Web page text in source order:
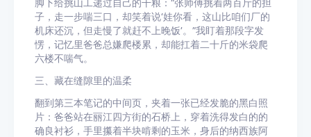
脚下给挑山工递过自己的干粮：“张师傅挑着两百斤的担
子，走一步喘三口，却笑着说‘娃你看，这山比咱们厂的
机床还沉，但走慢了就赶不上晚饭’。”我盯着那段字发
愣，记忆里爸爸总嫌爬楼累，却能扛着二十斤的米袋爬
六楼不喘气。
三、藏在缝隙里的温柔
翻到第三本笔记的中间页，夹着一张已经发脆的黑白照
片：爸爸站在丽江四方街的石桥上，穿着洗得发白的的
确良衬衫，手里攥着半块啃剩的玉米，身后的纳西族阿